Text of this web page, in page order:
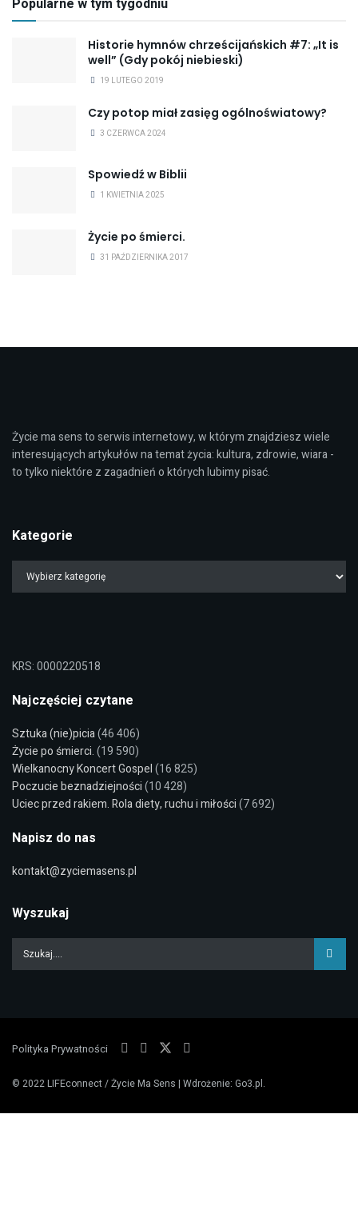
Popularne w tym tygodniu
Historie hymnów chrześcijańskich #7: „It is
well” (Gdy pokój niebieski)
19 LUTEGO 2019
Czy potop miał zasięg ogólnoświatowy?
3 CZERWCA 2024
Spowiedź w Biblii
1 KWIETNIA 2025
Życie po śmierci.
31 PAŹDZIERNIKA 2017
Życie ma sens to serwis internetowy, w którym znajdziesz wiele
interesujących artykułów na temat życia: kultura, zdrowie, wiara -
to tylko niektóre z zagadnień o których lubimy pisać.
Kategorie
KRS: 0000220518
Najczęściej czytane
Sztuka (nie)picia(46 406)
Życie po śmierci.(19 590)
Wielkanocny Koncert Gospel(16 825)
Poczucie beznadziejności(10 428)
Uciec przed rakiem. Rola diety, ruchu i miłości(7 692)
Napisz do nas
kontakt@zyciemasens.pl
Wyszukaj
Polityka Prywatności
© 2022LIFEconnect / Życie Ma Sens | Wdrożenie: Go3.pl.